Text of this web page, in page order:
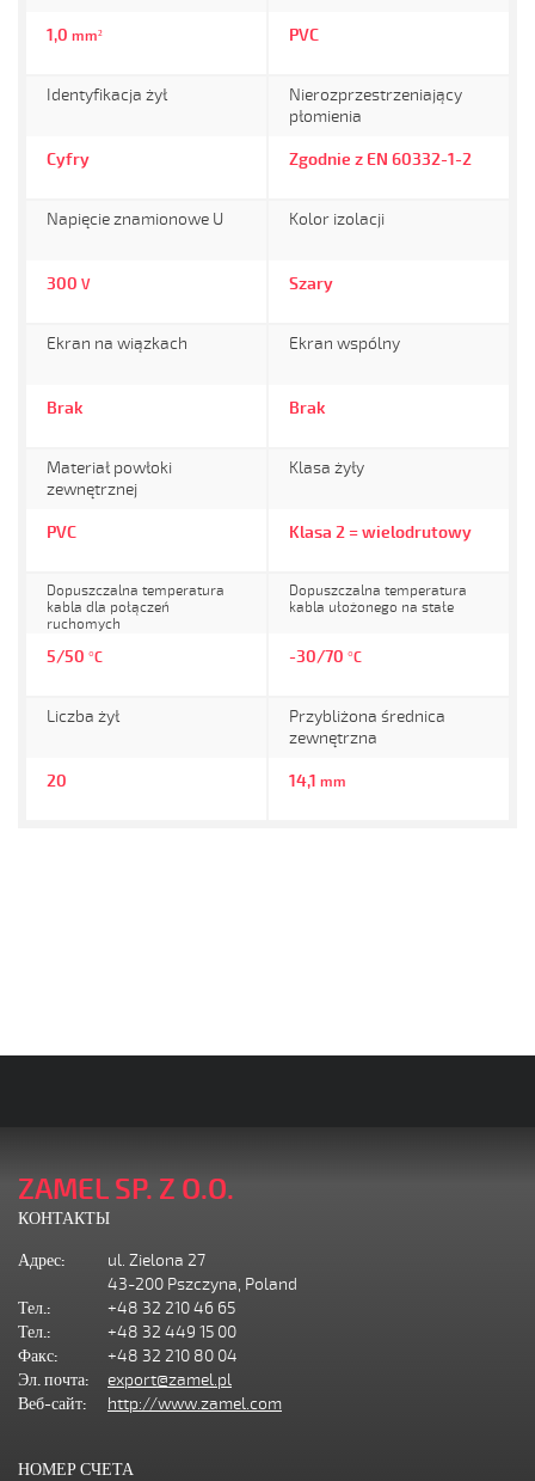
1,0 mm² PVC
Identyfikacja żył
Cyfry
Nierozprzestrzeniający
płomienia
Zgodnie z EN 60332-1-2
Napięcie znamionowe U
300 V
Kolor izolacji
Szary
Ekran na wiązkach
Brak
Ekran wspólny
Brak
Materiał powłoki
zewnętrznej
PVC
Klasa żyły
Klasa 2 = wielodrutowy
Dopuszczalna temperatura
kabla dla połączeń
ruchomych
5/50 °C
Dopuszczalna temperatura
kabla ułożonego na stałe
-30/70 °C
Liczba żył
20
Przybliżona średnica
zewnętrzna
14,1 mm
ZAMEL SP. Z O.O.
КОНТАКТЫ
Адрес:
ul. Zielona 27
43-200 Pszczyna, Poland
Тел.:
+48 32 210 46 65
Тел.:
+48 32 449 15 00
Факс:
+48 32 210 80 04
Эл. почта:
export@zamel.pl
Веб-сайт:
http://www.zamel.com
НОМЕР СЧЕТА